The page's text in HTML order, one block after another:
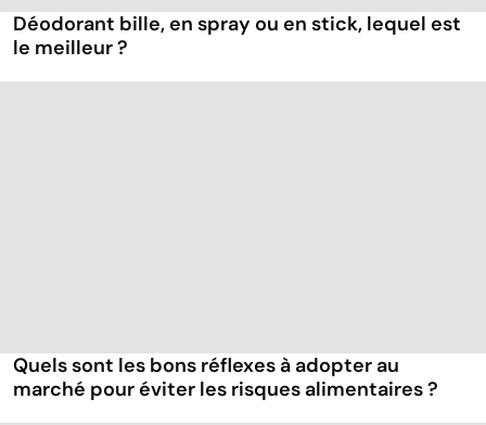
Déodorant bille, en spray ou en stick, lequel est
le meilleur ?
Quels sont les bons réflexes à adopter au
marché pour éviter les risques alimentaires ?